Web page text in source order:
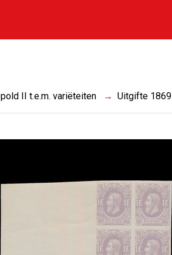
II t.e.m. variëteiten Uitgifte 1869